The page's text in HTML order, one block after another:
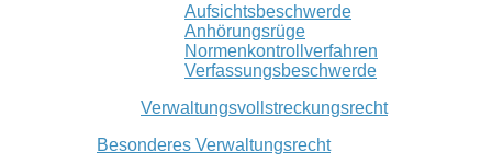
Aufsichtsbeschwerde
Anhörungsrüge
Normenkontrollverfahren
Verfassungsbeschwerde
Verwaltungsvollstreckungsrecht
Besonderes Verwaltungsrecht